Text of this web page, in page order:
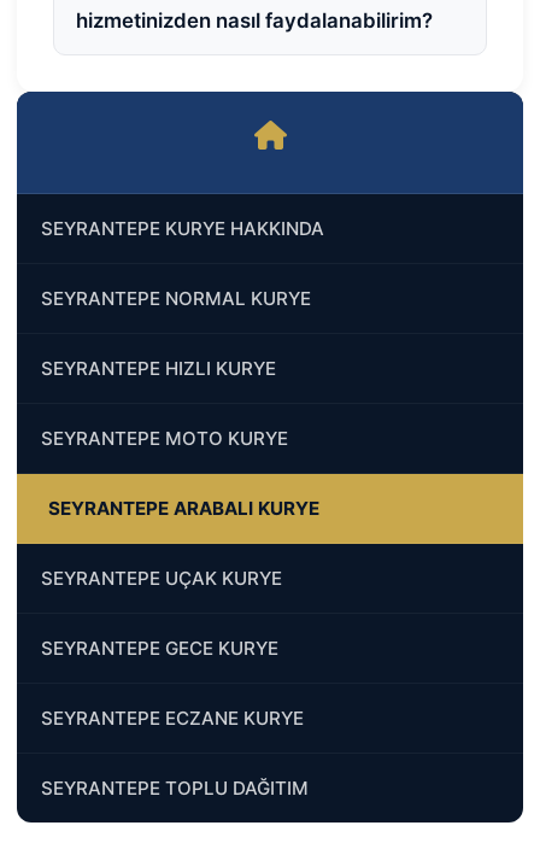
SEYRANTEPE KURYE HAKKINDA
SEYRANTEPE NORMAL KURYE
SEYRANTEPE HIZLI KURYE
SEYRANTEPE MOTO KURYE
SEYRANTEPE ARABALI KURYE
SEYRANTEPE UÇAK KURYE
SEYRANTEPE GECE KURYE
SEYRANTEPE ECZANE KURYE
SEYRANTEPE TOPLU DAĞITIM
hizmetinizden nasıl faydalanabilirim?